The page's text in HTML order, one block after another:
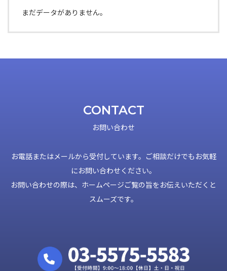
まだデータがありません。
CONTACT
お問い合わせ
お電話またはメールから受付しています。ご相談だけでもお気軽
にお問い合わせください。
お問い合わせの際は、ホームページご覧の旨をお伝えいただくと
スムーズです。